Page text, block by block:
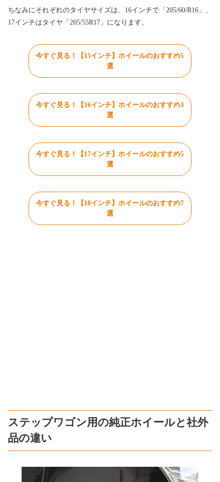
ちなみにそれぞれのタイヤサイズは、16インチで「205/60/R16」、
17インチはタイヤ「205/55R17」になります。
今すぐ見る！【15インチ】ホイールのおすすめ5
選
今すぐ見る！【16インチ】ホイールのおすすめ3
選
今すぐ見る！【17インチ】ホイールのおすすめ5
選
今すぐ見る！【18インチ】ホイールのおすすめ7
選
ステップワゴン用の純正ホイールと社外
品の違い